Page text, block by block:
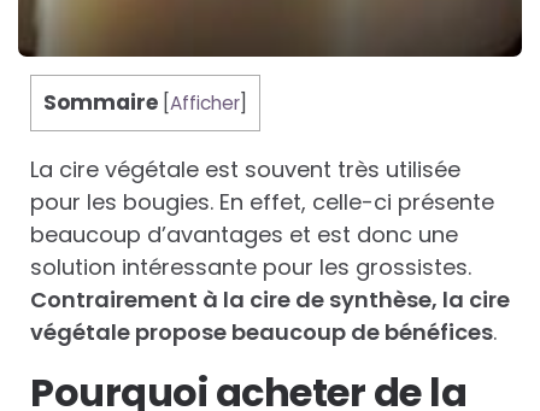
Sommaire Afficher
La cire végétale est souvent très utilisée
pour les bougies. En effet, celle-ci présente
beaucoup d’avantages et est donc une
solution intéressante pour les grossistes.
Contrairement à la cire de synthèse, la cire
végétale propose beaucoup de bénéfices.
Pourquoi acheter de la